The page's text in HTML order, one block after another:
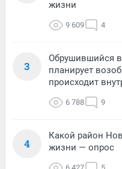
жизни
9 609 4
3
Обрушившийся в
планирует
происходит
6 788 9
4
Какой район
жизни — опрос